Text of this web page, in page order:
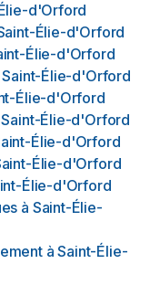
d'Orford
Élie-d'Orford
Élie-d'Orford
Saint-Élie-d'Orford
Élie-d'Orford
Saint-Élie-d'Orford
Élie-d'Orford
Élie-d'Orford
Élie-d'Orford
à Saint-Élie-
à Saint-Élie-